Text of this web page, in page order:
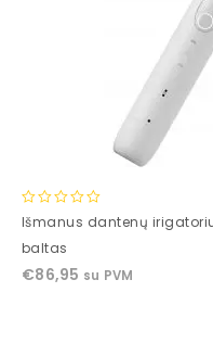
0
of
5
Išmanus dantenų
baltas
€86,95 su PVM